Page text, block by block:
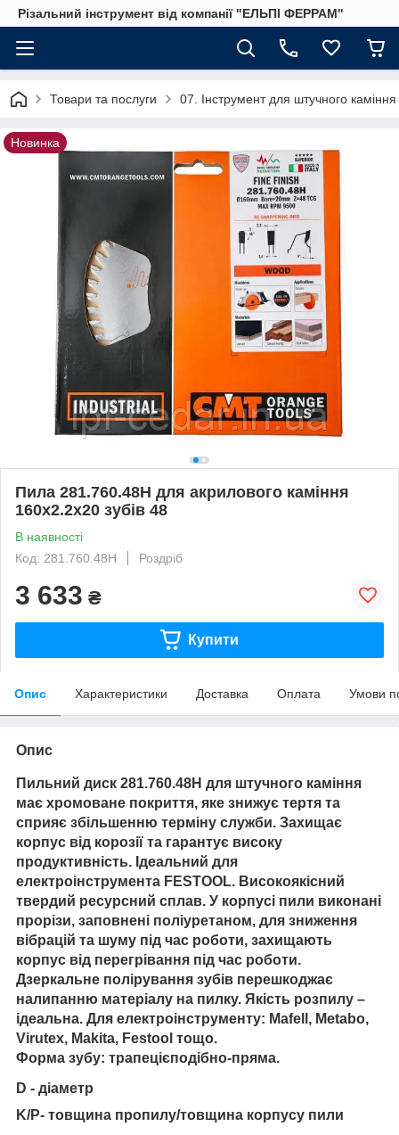
Різальний інструмент від компанії "ЕЛЬПІ ФЕРРАМ"
Товари та послуги 07. Інструмент для штучного каміння
Новинка
Пила 281.760.48H для акрилового каміння
160х2.2х20 зубів 48
В наявності
Код: 281.760.48H
Роздріб
3 633 ₴
Купити
Опис Характеристики Доставка Оплата Умови
Опис
Пильний диск 281.760.48Н для штучного каміння
має хромоване покриття, яке знижує тертя та
сприяє збільшенню терміну служби. Захищає
корпус від корозії та гарантує високу
продуктивність. Ідеальний для
електроінструмента FESTOOL. Високоякісний
твердий ресурсний сплав. У корпусі пили виконані
прорізи, заповнені поліуретаном, для зниження
вібрацій та шуму під час роботи, захищають
корпус від перегрівання під час роботи.
Дзеркальне полірування зубів перешкоджає
налипанню матеріалу на пилку. Якість розпилу –
ідеальна. Для електроінструменту: Mafell, Metabo,
Virutex, Makita, Festool тощо.
Форма зубу: трапецієподібно-пряма.
D - діаметр
K/P- товщина пропилу/товщина корпусу пили